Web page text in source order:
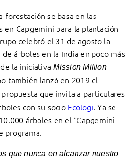
forestación se basa en las
en Capgemini para la plantación
celebró el 31 de agosto la
árboles en la India en poco más
la iniciativaMission Million
también lanzó en 2019 el
propuesta que invita a particulares
con su socio Ecologi. Ya se
árboles en el “Capgemini
programa.
que nunca en alcanzar nuestro